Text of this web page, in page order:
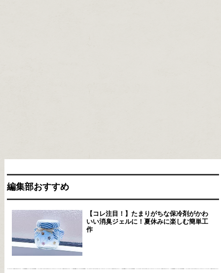
編集部おすすめ
【コレ注目！】たまりがちな保冷剤がかわ
いい消臭ジェルに！夏休みに楽しむ簡単工
作